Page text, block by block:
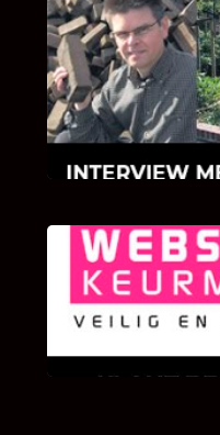
INTERVIEW
Hoe Bricks and
Hans Boerema
KLANT
We zijn er zeer op
als klant van